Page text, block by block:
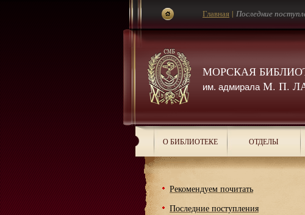
МОРСКАЯ
им. адмиралаМ. П.
Главная | Последние
О БИБЛИОТЕКЕ ОТДЕЛЫ
Рекомендуем почитать
Последние поступления